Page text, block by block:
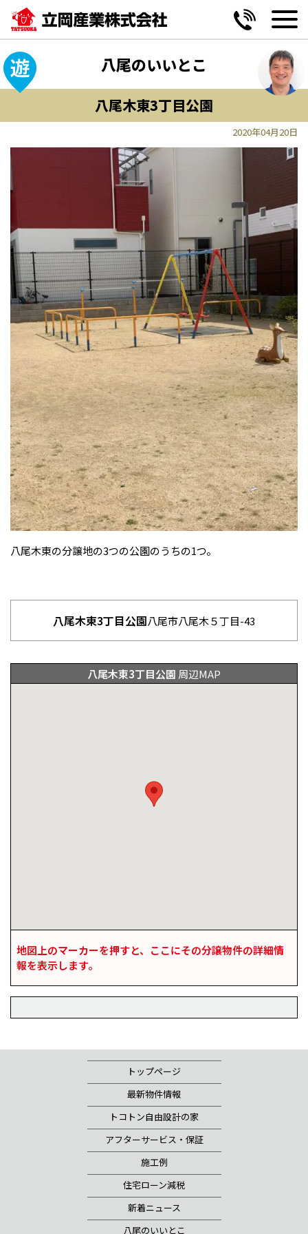
八尾のいいとこ
八尾木東3丁目公園
2020年04月20日
八尾木東の分譲地の3つの公園のうちの1つ。
八尾木東3丁目公園八尾市八尾木５丁目-43
八尾木東3丁目公園 周辺MAP
地図上のマーカーを押すと、ここにその分譲物件の詳細情
報を表示します。
トップページ
最新物件情報
トコトン自由設計の家
アフターサービス・保証
施工例
住宅ローン減税
新着ニュース
八尾のいいとこ
MENU
黒谷2丁目 第2期《全6区画》
山本町南5丁目《全2区画》
神宮寺5丁目《全13区画》
高安南3丁目《限定1区画》
小阪合町2丁目《限定1区画》
恩智南町1丁目《限定1区画》
MENU
妥協しない間取り提案
設備の変更も自由自在
ワンチームサポート宣言
MENU
玄関
リビング
キッチン
バス・洗面・トイレ
MENU
駅・公共施設
学ぶ
病院・薬局
味わう
便利
お祭り・神社・仏閣